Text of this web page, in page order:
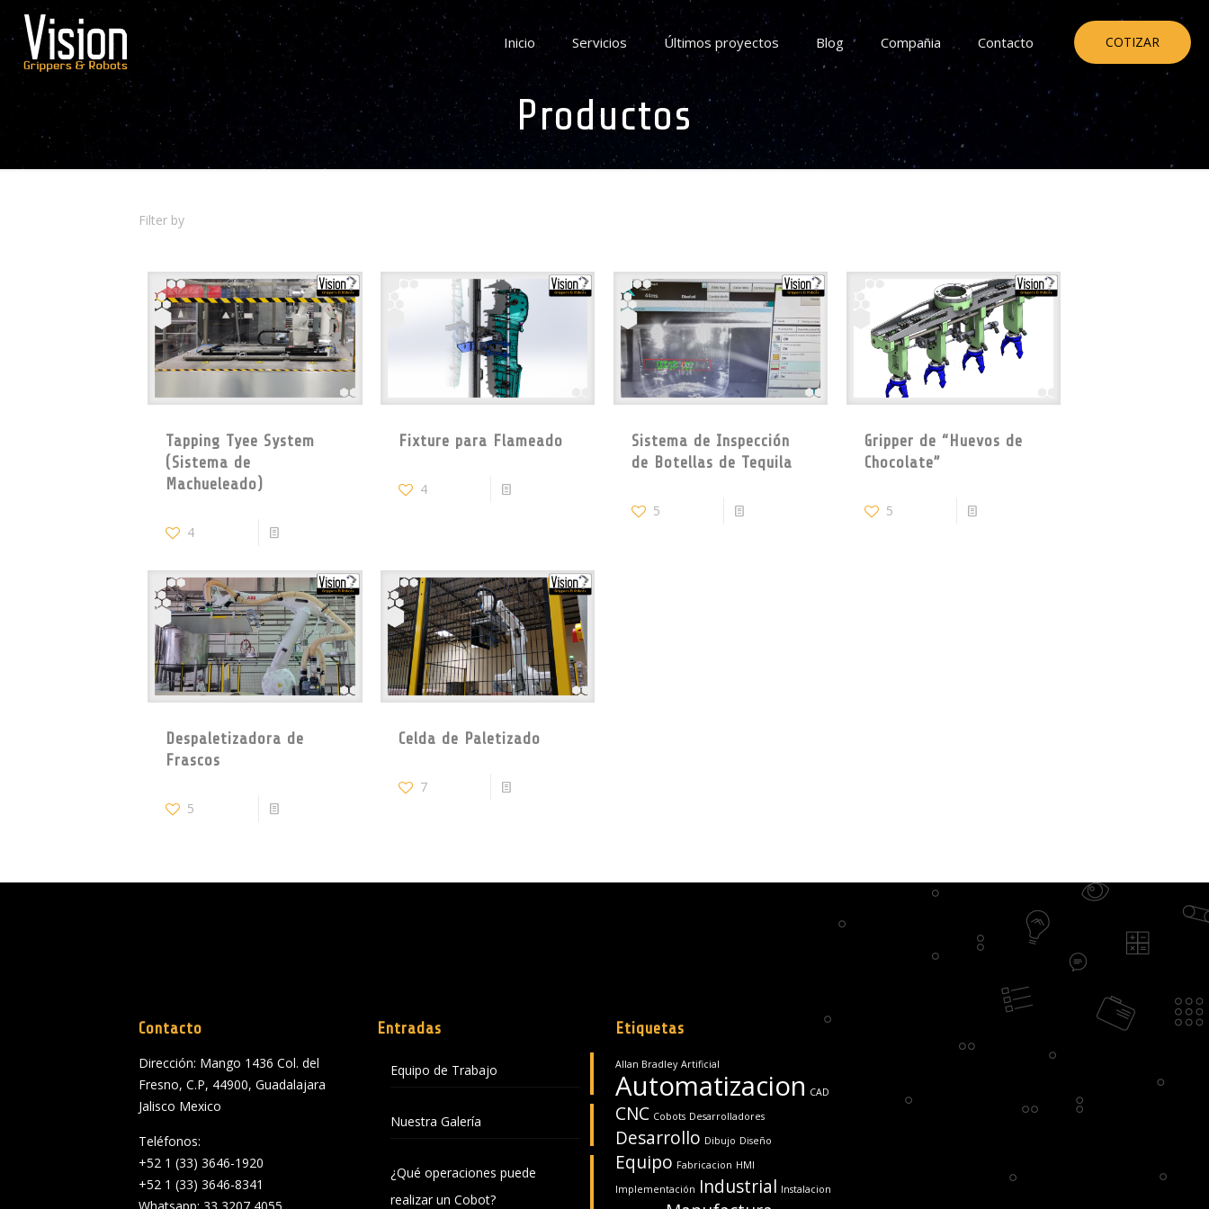
Inicio Servicios Últimos proyectos Blog Compañia Contacto COTIZAR
Productos
Filter by
Tapping Tyee System
(Sistema de
Machueleado)
4
Fixture para Flameado
4
Sistema de Inspección
de Botellas de Tequila
5
Gripper de “Huevos de
Chocolate”
5
Despaletizadora de
Frascos
5
Celda de Paletizado
7
Contacto
Dirección: Mango 1436 Col. del
Fresno, C.P, 44900, Guadalajara
Jalisco Mexico
Teléfonos:
+52 1 (33) 3646-1920
+52 1 (33) 3646-8341
Entradas
Equipo de Trabajo
Nuestra Galería
¿Qué operaciones puede
realizar un Cobot?
Etiquetas
Allan Bradley Artificial
Automatizacion CAD
CNC Cobots Desarrolladores
Desarrollo Dibujo Diseño
Equipo Fabricacion HMI
Implementación Industrial Instalacion